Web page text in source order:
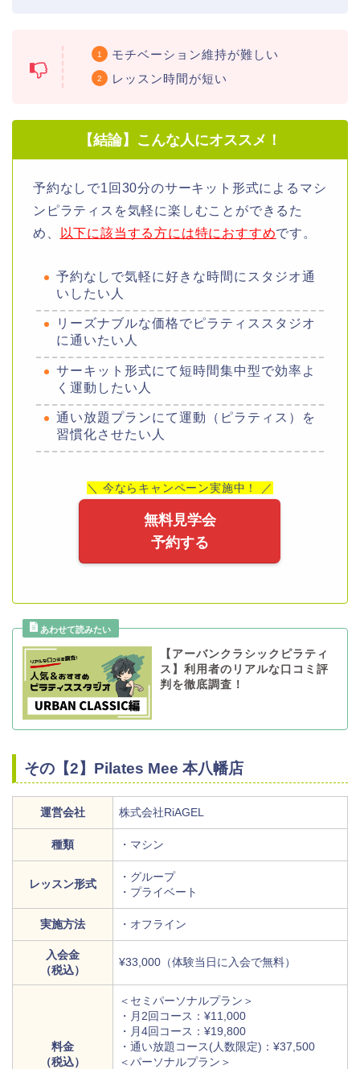
モチベーション維持が難しい
レッスン時間が短い
【結論】こんな人にオススメ！
予約なしで1回30分のサーキット形式によるマシ
ンピラティスを気軽に楽しむことができるた
め、
以下に該当する方には特におすすめです。
予約なしで気軽に好きな時間にスタジオ通
いしたい人
リーズナブルな価格でピラティススタジオ
に通いたい人
サーキット形式にて短時間集中型で効率よ
く運動したい人
通い放題プランにて運動（ピラティス）を
習慣化させたい人
＼ 今ならキャンペーン実施中！ ／
無料見学会
予約する
【アーバンクラシックピラティ
ス】利用者のリアルな口コミ評
判を徹底調査！
その【2】Pilates Mee 本八幡店
運営会社 株式会社RiAGEL
種類 ・マシン
レッスン形式
・グループ
・プライベート
実施方法 ・オフライン
入会金
（税込）
¥33,000（体験当日に入会で無料）
料金
（税込）
＜セミパーソナルプラン＞
・月2回コース：¥11,000
・月4回コース：¥19,800
・通い放題コース(人数限定)：¥37,500
＜パーソナルプラン＞